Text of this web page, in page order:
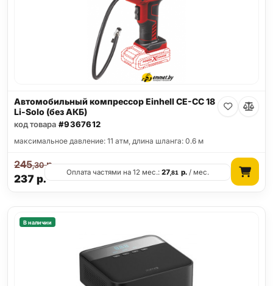
Автомобильный компрессор Einhell CE-CC 18
Li-Solo (без АКБ)
код товара #9367612
максимальное давление: 11 атм, длина шланга: 0.6 м
237 р.
245,30р.
Оплата частями на 12 мес.:27,81 р./ мес.
В наличии